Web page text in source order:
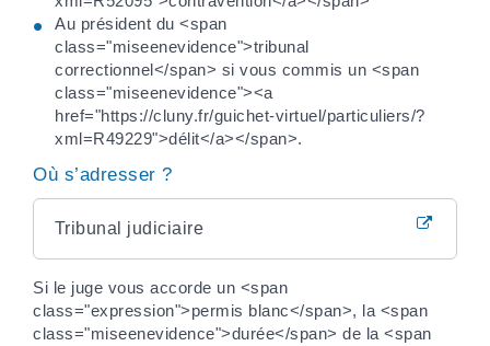
Au président du <span
class="miseenevidence">tribunal
correctionnel</span> si vous commis un <span
class="miseenevidence"><a
href="https://cluny.fr/guichet-virtuel/particuliers/?
xml=R49229">délit</a></span>.
Où s’adresser ?
Tribunal judiciaire
Si le juge vous accorde un <span
class="expression">permis blanc</span>, la <span
class="miseenevidence">durée</span> de la <span